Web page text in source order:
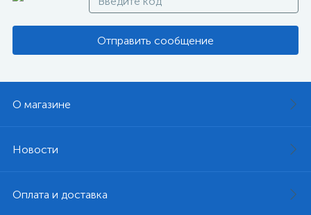
Отправить сообщение
О магазине
Новости
Оплата и доставка